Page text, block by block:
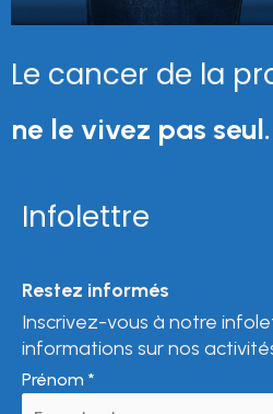
Le cancer de la
ne le vivez pas seul.
Infolettre
Restez informés
Inscrivez-vous à notre
informations sur nos
Prénom *